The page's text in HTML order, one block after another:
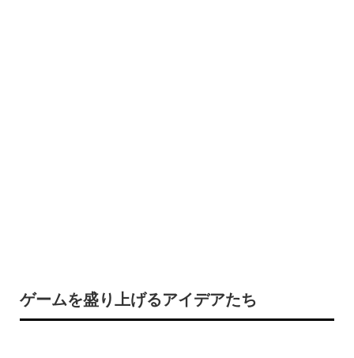
ゲームを盛り上げるアイデアたち